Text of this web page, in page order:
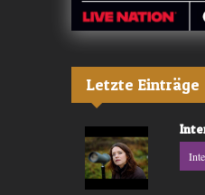
Letzte Einträge